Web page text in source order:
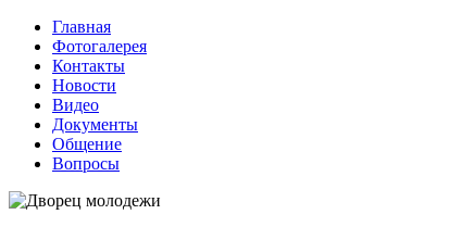
Главная
Фотогалерея
Контакты
Новости
Видео
Документы
Общение
Вопросы